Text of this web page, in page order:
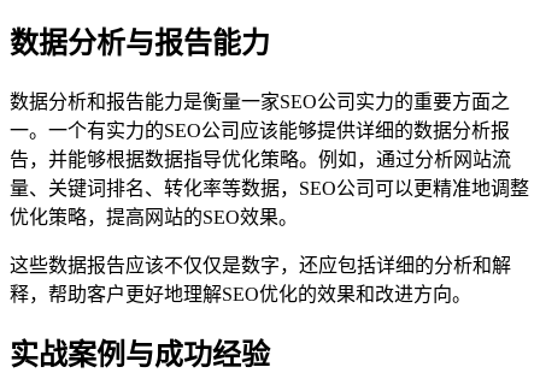
数据分析与报告能力
数据分析和报告能力是衡量一家SEO公司实力的重要方面之
一。一个有实力的SEO公司应该能够提供详细的数据分析报
告，并能够根据数据指导优化策略。例如，通过分析网站流
量、关键词排名、转化率等数据，SEO公司可以更精准地调整
优化策略，提高网站的SEO效果。
这些数据报告应该不仅仅是数字，还应包括详细的分析和解
释，帮助客户更好地理解SEO优化的效果和改进方向。
实战案例与成功经验